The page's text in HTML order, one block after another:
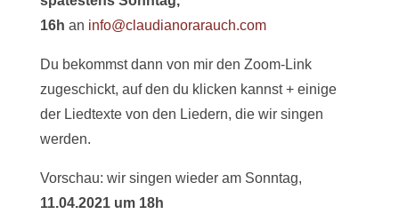
16h an info@claudianorarauch.com
Du bekommst dann von mir den Zoom-Link
zugeschickt, auf den du klicken kannst + einige
der Liedtexte von den Liedern, die wir singen
werden.
Vorschau: wir singen wieder am Sonntag,
11.04.2021 um 18h